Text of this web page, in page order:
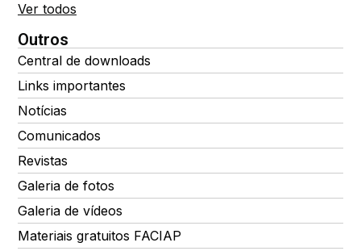
Ver todos
Outros
Central de downloads
Links importantes
Notícias
Comunicados
Revistas
Galeria de fotos
Galeria de vídeos
Materiais gratuitos FACIAP